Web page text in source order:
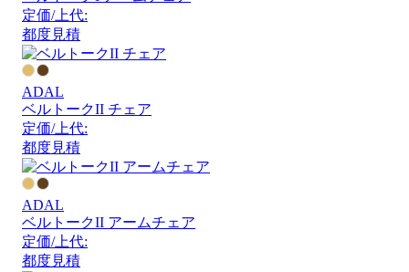
定価/上代:
都度見積
ADAL
ベルトークII チェア
定価/上代:
都度見積
ADAL
ベルトークII アームチェア
定価/上代:
都度見積